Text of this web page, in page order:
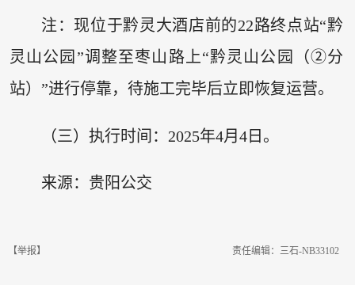
注：现位于黔灵大酒店前的22路终点站“黔
灵山公园”调整至枣山路上“黔灵山公园（②分
站）”进行停靠，待施工完毕后立即恢复运营。
（三）执行时间：2025年4月4日。
来源：贵阳公交
【举报】 责任编辑：三石-NB33102